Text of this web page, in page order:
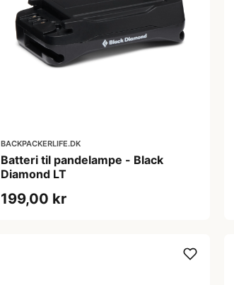
BACKPACKERLIFE.DK
Batteri til pandelampe - Black
Diamond LT
199,00 kr